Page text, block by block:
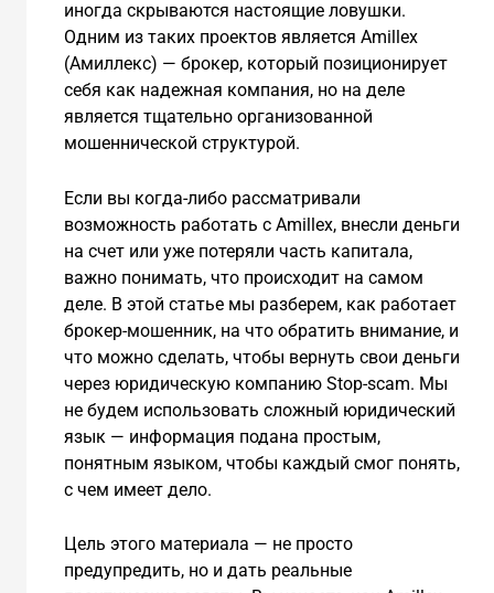
иногда скрываются настоящие ловушки.
Одним из таких проектов является Amillex
(Амиллекс) — брокер, который позиционирует
себя как надежная компания, но на деле
является тщательно организованной
мошеннической структурой.
Если вы когда-либо рассматривали
возможность работать с Amillex, внесли деньги
на счет или уже потеряли часть капитала,
важно понимать, что происходит на самом
деле. В этой статье мы разберем, как работает
брокер-мошенник, на что обратить внимание, и
что можно сделать, чтобы вернуть свои деньги
через юридическую компанию Stop-scam. Мы
не будем использовать сложный юридический
язык — информация подана простым,
понятным языком, чтобы каждый смог понять,
с чем имеет дело.
Цель этого материала — не просто
предупредить, но и дать реальные